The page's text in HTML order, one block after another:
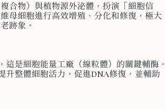
合物）與植物源外泌體，扮演「細胞信
母細胞進行高效增殖、分化和修復，極大
跡象。
是細胞能量工廠（線粒體）的關鍵輔酶。
升整體細胞活力，促進DNA修復，並輔助